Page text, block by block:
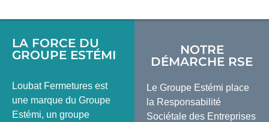
LA FORCE DU
GROUPE ESTÉMI
Loubat Fermetures est
une marque du Groupe
Estémi, un groupe
NOTRE
DÉMARCHE RSE
Le Groupe Estémi place
la Responsabilité
Sociétale des Entreprises